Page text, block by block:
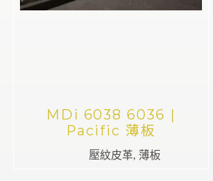
MDi 6038 6036 |
Pacific 薄板
壓紋皮革, 薄板